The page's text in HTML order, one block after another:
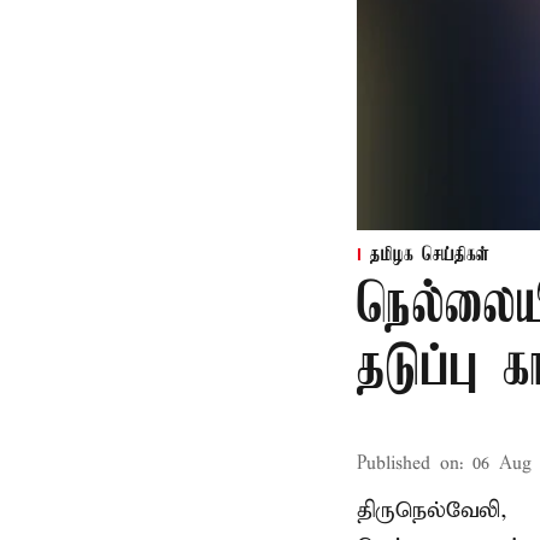
தமிழக செய்திகள்
தடுப்பு
Published on: 06 Aug
திருநெல்வேலி,